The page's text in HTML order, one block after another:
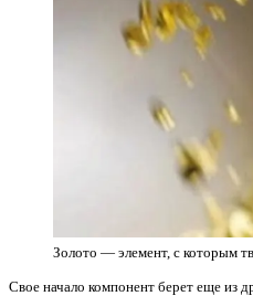
Золото — элемент, с которым
Свое начало компонент берет еще из